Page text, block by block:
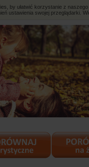
by ułatwić korzystanie z
ustawienia swojej przeglądarki.